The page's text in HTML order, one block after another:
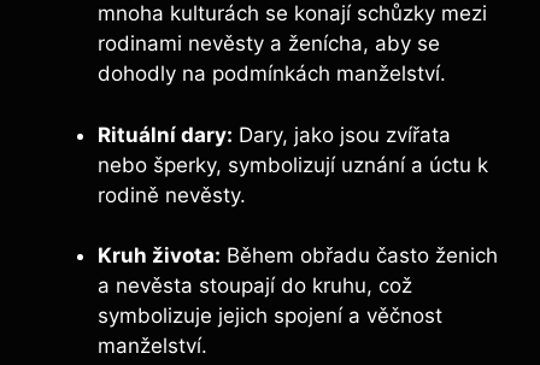
mnoha kulturách se konají schůzky mezi
rodinami nevěsty a ženícha, aby se
dohodly na podmínkách manželství.
Rituální dary: Dary, jako jsou zvířata
nebo šperky, symbolizují uznání a úctu k
rodině nevěsty.
Kruh života: Během obřadu často ženich
a nevěsta stoupají do kruhu, což
symbolizuje jejich spojení a věčnost
manželství.